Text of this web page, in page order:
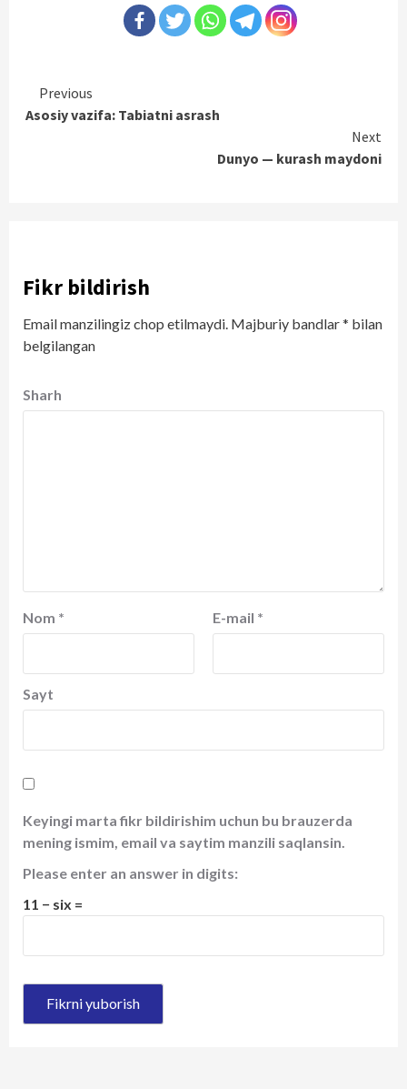
Continue
Reading
Previous
Asosiy vazifa: Tabiatni asrash
Next
Dunyo — kurash maydoni
Fikr bildirish
Email manzilingiz chop etilmaydi. Majburiy bandlar* bilan
belgilangan
Sharh
Nom * E-mail *
Sayt
Keyingi marta fikr bildirishim uchun bu brauzerda
mening ismim, email va saytim manzili saqlansin.
Please enter an answer in digits:
11 − six =